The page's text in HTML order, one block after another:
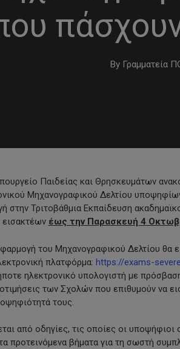
to close
By Γραμματεία
Παιδείας και Θρησκευμάτων
Μηχανογραφικού Δελτίου
στην Τριτοβάθμια Εκπαίδευση
έως την Παρασκευή 4
του Μηχανογραφικού Δελτίου θα
πλατφόρμα: https://exams-
ηλεκτρονικό υπολογιστή με
των Σχολών που επιθυμούν να
τους.
από οδηγίες, τις οποίες οι υποψήφιοι
προτεινόμενα βήματα για τη σωστή